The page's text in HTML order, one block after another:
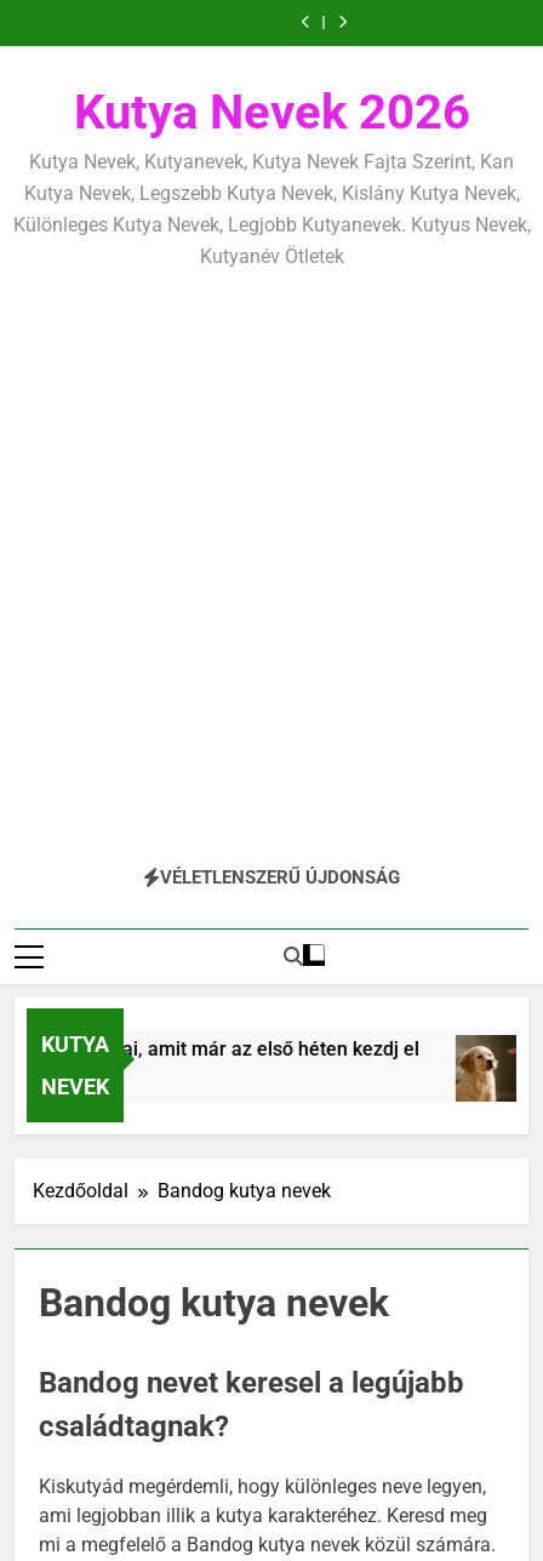
a
héten
kezdj
el
fizikailag
szeretettel,
amit
már
héten
kezdj
el
amik
egész
Kutya Nevek 2026
Kutya Nevek, Kutyanevek, Kutya Nevek Fajta Szerint, Kan
Kutya Nevek, Legszebb Kutya Nevek, Kislány Kutya Nevek,
Különleges Kutya Nevek, Legjobb Kutyanevek. Kutyus Nevek,
Kutyanév Ötletek
VÉLETLENSZERŰ ÚJDONSÁG
KUTYA
NEVEK
alapjai, amit már az első héten kezdj el
Kezdőoldal Bandog kutya nevek
Bandog kutya nevek
Bandog nevet keresel a legújabb
családtagnak?
Kiskutyád megérdemli, hogy különleges neve legyen,
ami legjobban illik a kutya karakteréhez. Keresd meg
mi a megfelelő a Bandog kutya nevek közül számára.